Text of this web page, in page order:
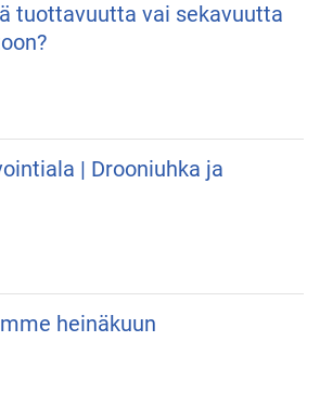
tuottavuutta vai sekavuutta
| Drooniuhka ja
heinäkuun